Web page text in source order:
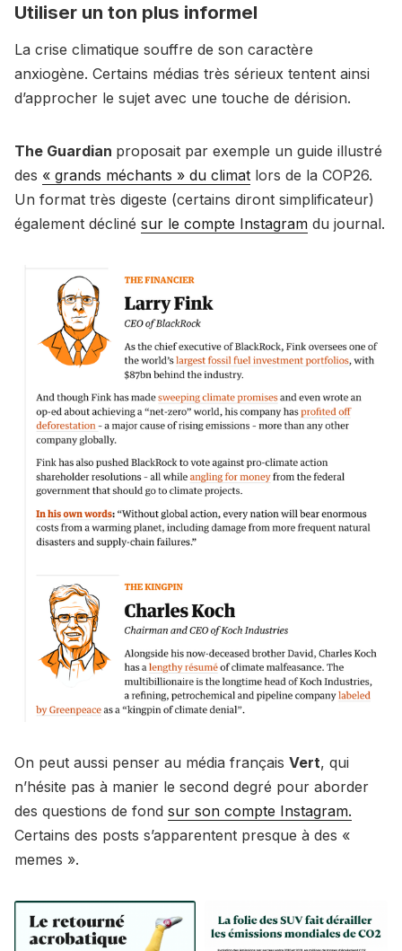
Utiliser un ton plus informel
La crise climatique souffre de son caractère
anxiogène. Certains médias très sérieux tentent ainsi
d’approcher le sujet avec une touche de dérision.
The Guardian proposait par exemple un guide illustré
des « grands méchants » du climat lors de la COP26.
Un format très digeste (certains diront simplificateur)
également décliné sur le compte Instagram du journal.
On peut aussi penser au média français Vert, qui
n’hésite pas à manier le second degré pour aborder
des questions de fond sur son compte Instagram.
Certains des posts s’apparentent presque à des «
memes ».